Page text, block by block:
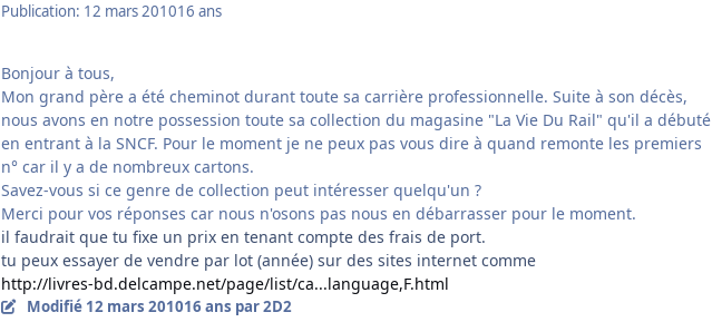
Publication: 12 mars 201016 ans
Bonjour à tous,
Mon grand père a été cheminot durant toute sa carrière professionnelle. Suite à son décès,
nous avons en notre possession toute sa collection du magasine "La Vie Du Rail" qu'il a débuté
en entrant à la SNCF. Pour le moment je ne peux pas vous dire à quand remonte les premiers
n° car il y a de nombreux cartons.
Savez-vous si ce genre de collection peut intéresser quelqu'un ?
Merci pour vos réponses car nous n'osons pas nous en débarrasser pour le moment.
il faudrait que tu fixe un prix en tenant compte des frais de port.
tu peux essayer de vendre par lot (année) sur des sites internet comme
http://livres-bd.delcampe.net/page/list/ca...language,F.html
Modifié 12 mars 201016 ans par 2D2